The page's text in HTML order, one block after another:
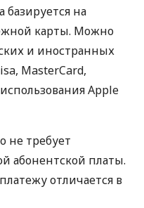
базируется на
карты. Можно
и иностранных
MasterCard,
Apple
не требует
абонентской платы.
отличается в